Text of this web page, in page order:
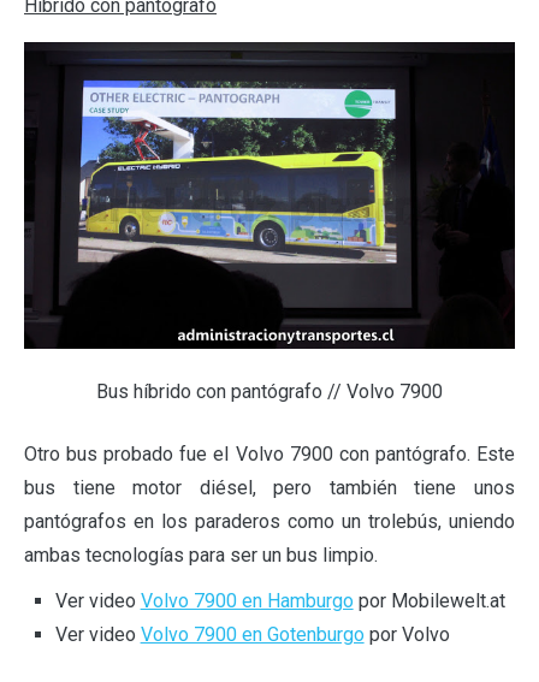
Híbrido con pantógrafo
Bus híbrido con pantógrafo // Volvo 7900
Otro bus probado fue el Volvo 7900 con pantógrafo. Este
bus tiene motor diésel, pero también tiene unos
pantógrafos en los paraderos como un trolebús, uniendo
ambas tecnologías para ser un bus limpio.
Ver video Volvo 7900 en Hamburgopor Mobilewelt.at
Ver video Volvo 7900 en Gotenburgopor Volvo